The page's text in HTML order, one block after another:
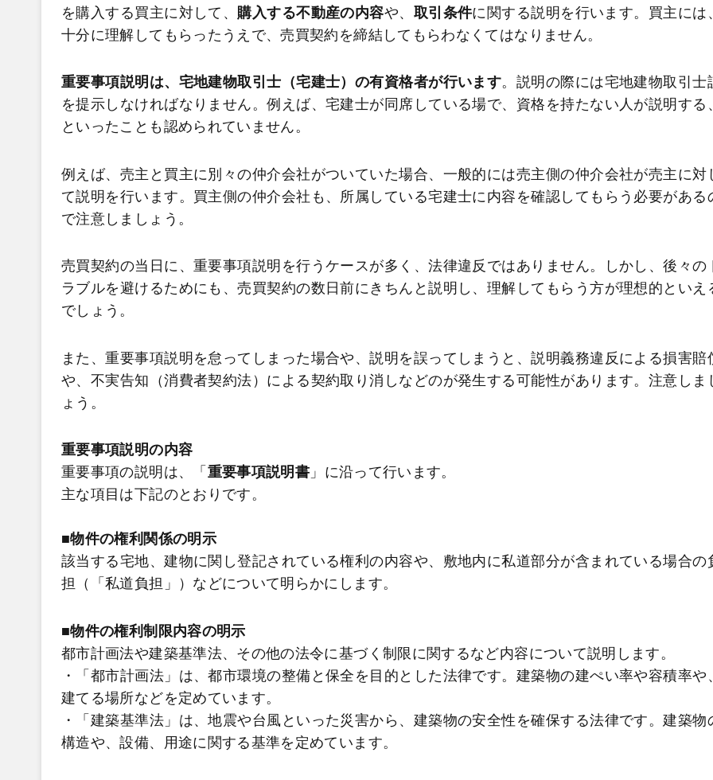
を購入する買主に対して、 購入する不動産の内容や、 取引条件に関する説明を行います。買主には
十分に理解してもらったうえで、売買契約を締結してもらわなくてはなりません。
重要事項説明は、宅地建物取引士（宅建士）の有資格者が行います。説明の際には宅地建物取引士
を提示しなければなりません。例えば、宅建士が同席している場で、資格を持たない人が説明する
といったことも認められていません。
例えば、売主と買主に別々の仲介会社がついていた場合、一般的には売主側の仲介会社が売主に対
て説明を行います。買主側の仲介会社も、所属している宅建士に内容を確認してもらう必要がある
で注意しましょう。
売買契約の当日に、重要事項説明を行うケースが多く、法律違反ではありません。しかし、後々の
ラブルを避けるためにも、売買契約の数日前にきちんと説明し、理解してもらう方が理想的といえ
でしょう。
また、重要事項説明を怠ってしまった場合や、説明を誤ってしまうと、説明義務違反による損害賠
や、不実告知（消費者契約法）による契約取り消しなどのが発生する可能性があります。注意しま
ょう。
重要事項説明の内容
重要事項の説明は、「 重要事項説明書 」に沿って行います。
主な項目は下記のとおりです。
■物件の権利関係の明示
該当する宅地、建物に関し登記されている権利の内容や、敷地内に私道部分が含まれている場合の
担（「私道負担」）などについて明らかにします。
■物件の権利制限内容の明示
都市計画法や建築基準法、その他の法令に基づく制限に関するなど内容について説明します。
・「都市計画法」は、都市環境の整備と保全を目的とした法律です。建築物の建ぺい率や容積率や
建てる場所などを定めています。
・「建築基準法」は、地震や台風といった災害から、建築物の安全性を確保する法律です。建築物
構造や、設備、用途に関する基準を定めています。